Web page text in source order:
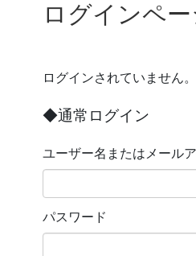
ログインペー
ログインされていません
◆通常ログイン
ユーザー名またはメール
パスワード